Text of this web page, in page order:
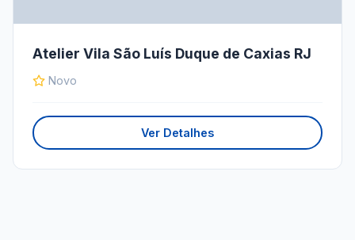
Atelier Vila São Luís Duque de Caxias RJ
Novo
Ver Detalhes